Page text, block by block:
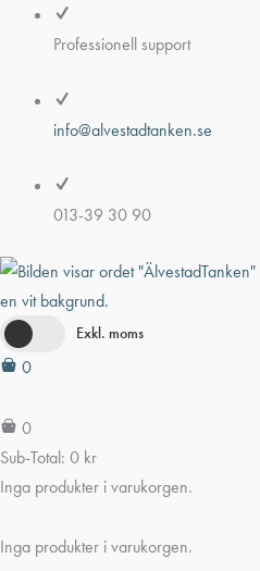
Hoppa
Professionell support
info@alvestadtanken.se
013-39 30 90
Exkl. moms
0
0
Sub-Total: 0 kr
Inga produkter i varukorgen.
Inga produkter i varukorgen.